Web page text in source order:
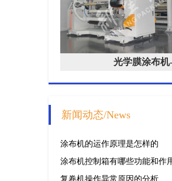
光学膜涂布机
新闻动态/News
涂布机的运作原理是怎样的
涂布机控制箱有哪些功能和作
复卷机操作异常原因的分析